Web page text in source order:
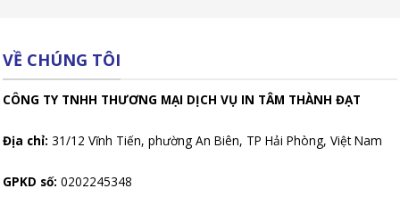
VỀ CHÚNG TÔI
CÔNG TY TNHH THƯƠNG MẠI DỊCH VỤ IN TÂM THÀNH ĐẠT
Địa chỉ: 31/12 Vĩnh Tiến, phường An Biên, TP Hải Phòng, Việt Nam
GPKD số: 0202245348